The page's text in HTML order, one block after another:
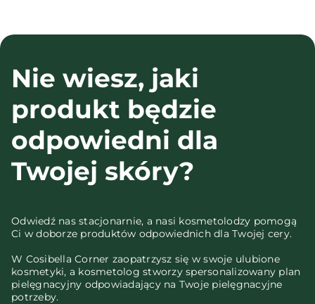
Nie wiesz, jaki
produkt będzie
odpowiedni dla
Twojej skóry?
Odwiedź nas stacjonarnie, a nasi kosmetolodzy pomogą
Ci w doborze produktów odpowiednich dla Twojej cery.
W Cosibella Corner zaopatrzysz się w swoje ulubione
kosmetyki, a kosmetolog stworzy spersonalizowany plan
pielęgnacyjny odpowiadający na Twoje pielęgnacyjne
potrzeby.